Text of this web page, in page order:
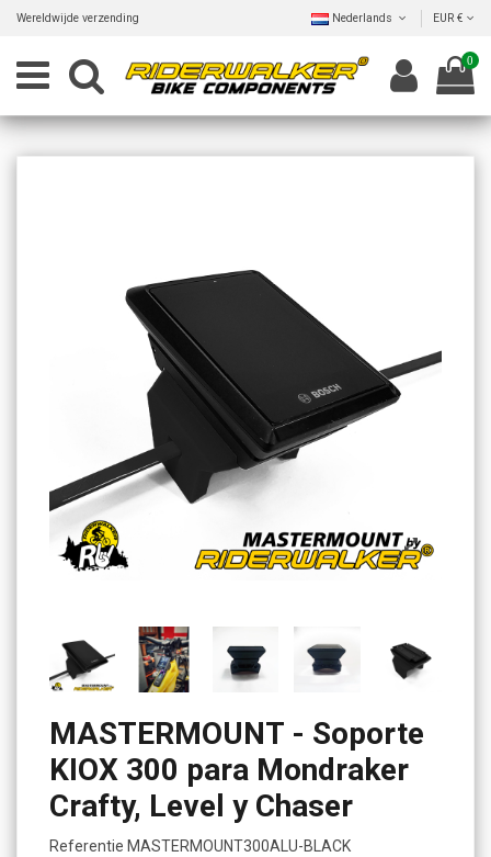
Wereldwijde verzending Nederlands EUR €
0
MASTERMOUNT - Soporte
KIOX 300 para Mondraker
Crafty, Level y Chaser
Referentie MASTERMOUNT300ALU-BLACK